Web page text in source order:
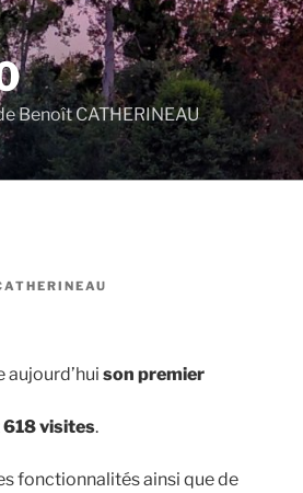
Benoît CATHERINEAU
aujourd’hui son premier
618 visites.
fonctionnalités ainsi que de